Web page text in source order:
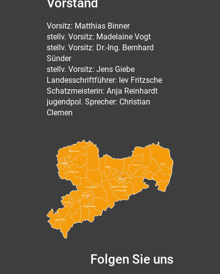
Vorsitz: Matthias Binner
stellv. Vorsitz: Madelaine Vogt
stellv. Vorsitz: Dr.-Ing. Bernhard
Sünder
stellv. Vorsitz: Jens Giebe
Landesschriftführer: Iev Fritzsche
Schatzmeisterin: Anja Reinhardt
jugendpol. Sprecher: Christian
Clemen
Bautzen Görlitz
Leipzig
Leipzig Land
Meißen
Erzgebirgskreis
Mittelsachsen
Nordsachsen
Osterzgebirge
Sächsische Schweiz-
Vogtlandkreis
Zwickau
Dresden
Chemnitz
Folgen Sie uns